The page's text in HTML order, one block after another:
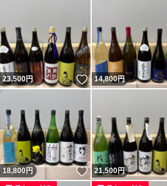
23,500円 いいね！
14,800円
18,800円 いいね！
21,500円